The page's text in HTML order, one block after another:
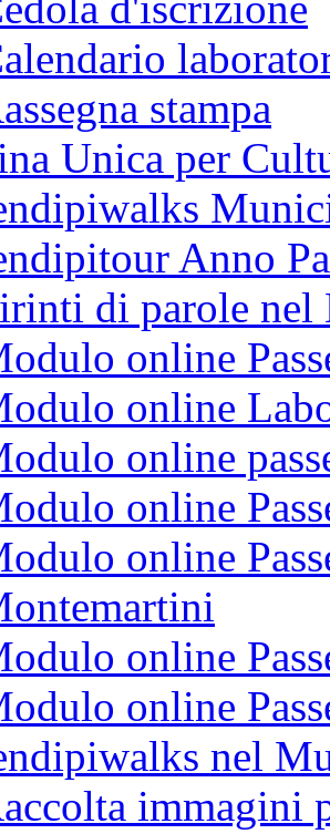
stampa
Unica per
Anno
di parole
online
online
online
online
online
online
online
nel
immagini